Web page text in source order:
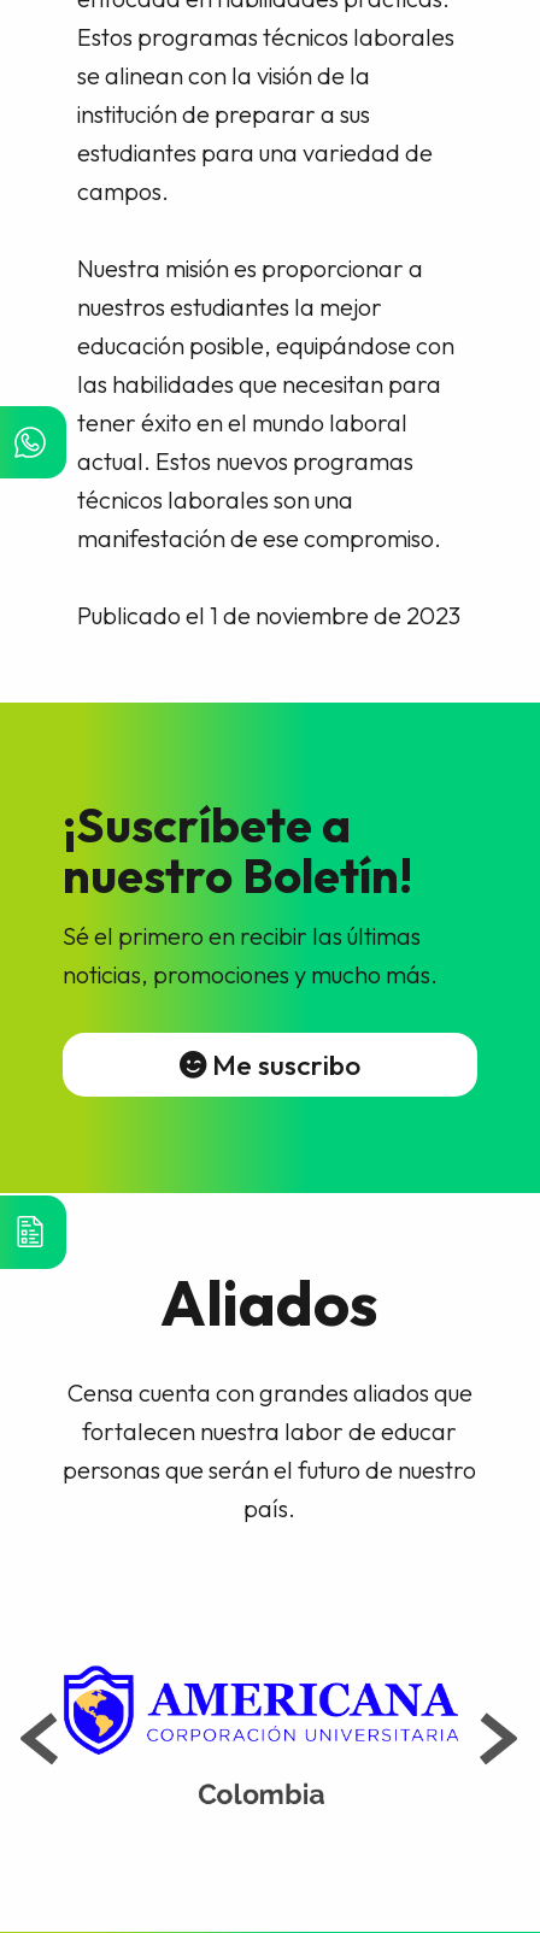
Estos programas técnicos laborales
se alinean con la visión de la
institución de preparar a sus
estudiantes para una variedad de
campos.
Nuestra misión es proporcionar a
nuestros estudiantes la mejor
educación posible, equipándose con
las habilidades que necesitan para
tener éxito en el mundo laboral
actual. Estos nuevos programas
técnicos laborales son una
manifestación de ese compromiso.
Publicado el 1 de noviembre de 2023
¡Suscríbete a
nuestro Boletín!
Sé el primero en recibir las últimas
noticias, promociones y mucho más.
Me suscribo
Aliados
Censa cuenta con grandes aliados que
fortalecen nuestra labor de educar
personas que serán el futuro de nuestro
país.